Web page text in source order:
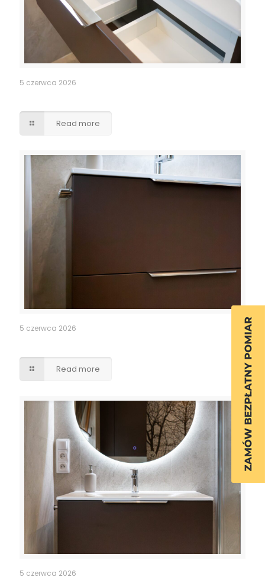
5 czerwca 2026
Read more
5 czerwca 2026
Read more
5 czerwca 2026